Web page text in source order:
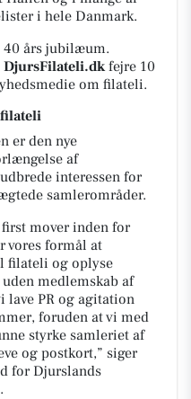
i hele Danmark.
40 års jubilæum.
DjursFilateli.dkfejre 10
om filateli.
er den nye
af
interessen for
samlerområder.
mover inden for
vores formål at
filateli og oplyse
medlemskab af
lave PR og agitation
foruden at vi med
styrke samleriet af
og postkort,” siger
for Djurslands